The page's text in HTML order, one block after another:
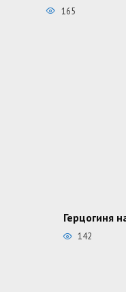
165
Герцогиня
142